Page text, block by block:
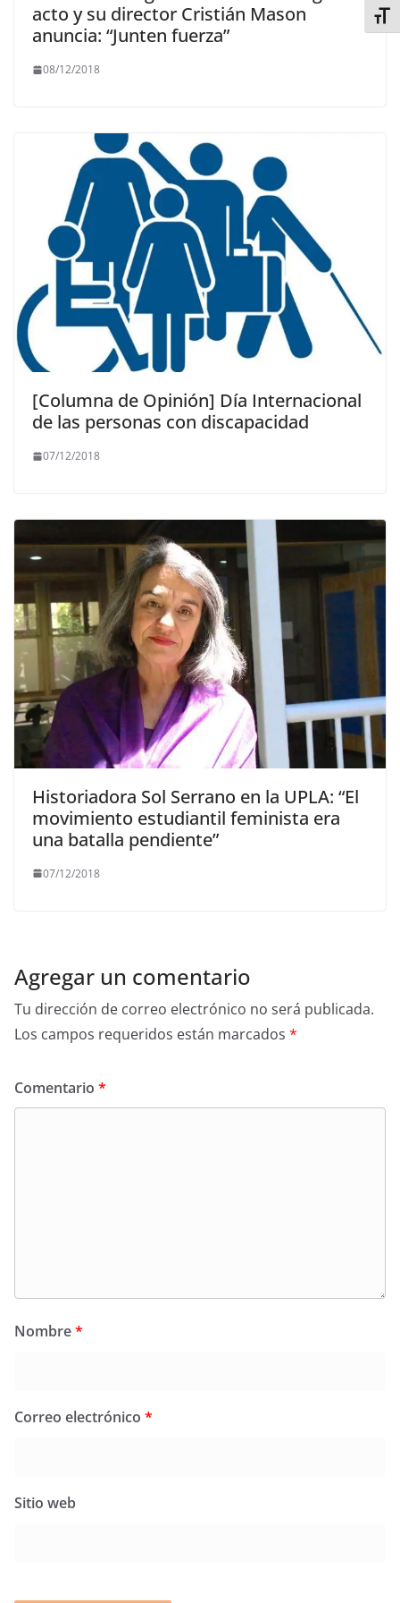
acto y su director Cristián Mason
anuncia: “Junten fuerza”
08/12/2018
[Columna de Opinión] Día Internacional
de las personas con discapacidad
07/12/2018
Historiadora Sol Serrano en la UPLA: “El
movimiento estudiantil feminista era
una batalla pendiente”
07/12/2018
Agregar un comentario
Tu dirección de correo electrónico no será publicada.
Los campos requeridos están marcados *
Comentario *
Nombre*
Correo electrónico *
Sitio web